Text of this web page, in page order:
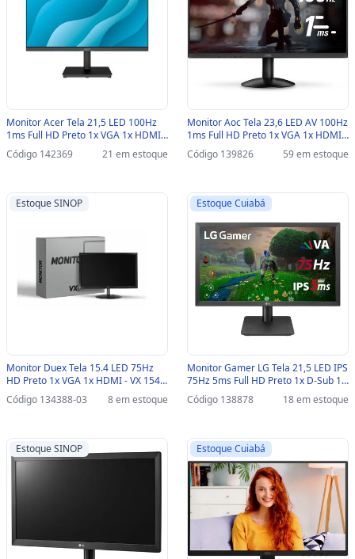
Monitor Acer Tela 21,5 LED 100Hz
1ms Full HD Preto 1x VGA 1x HDMI -
MK221Q bi - MK221Q BI
Código 142369 21 em estoque
Monitor Aoc Tela 23,6 LED AV 100Hz
1ms Full HD Preto 1x VGA 1x HDMI -
24B30HM2 - 24B30HM2
Código 139826 59 em estoque
Estoque SINOP
Monitor Duex Tela 15.4 LED 75Hz
HD Preto 1x VGA 1x HDMI - VX 154Z
Pro / VX154G Pro VX156X-SINOP-03
- VX154Z PRO
Código 134388-03 8 em estoque
Estoque Cuiabá
Monitor Gamer LG Tela 21,5 LED IPS
75Hz 5ms Full HD Preto 1x D-Sub 1x
HDMI - 22MP410-B - 22MP410-B
Código 138878 18 em estoque
Estoque SINOP Estoque Cuiabá